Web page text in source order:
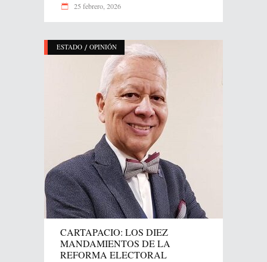
25 febrero, 2026
ESTADO / OPINIÓN
CARTAPACIO: LOS DIEZ
MANDAMIENTOS DE LA
REFORMA ELECTORAL